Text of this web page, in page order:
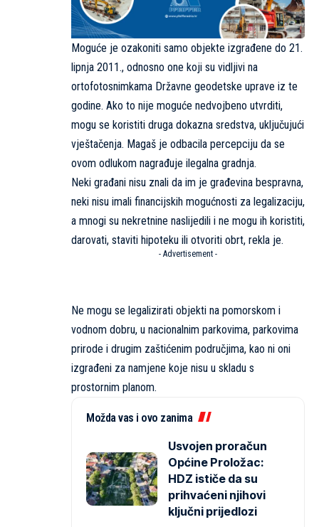
Moguće je ozakoniti samo objekte izgrađene do 21.
lipnja 2011., odnosno one koji su vidljivi na
ortofotosnimkama Državne geodetske uprave iz te
godine. Ako to nije moguće nedvojbeno utvrditi,
mogu se koristiti druga dokazna sredstva, uključujući
vještačenja. Magaš je odbacila percepciju da se
ovom odlukom nagrađuje ilegalna gradnja.
Neki građani nisu znali da im je građevina bespravna,
neki nisu imali financijskih mogućnosti za legalizaciju,
a mnogi su nekretnine naslijedili i ne mogu ih koristiti,
darovati, staviti hipoteku ili otvoriti obrt, rekla je.
- Advertisement -
Ne mogu se legalizirati objekti na pomorskom i
vodnom dobru, u nacionalnim parkovima, parkovima
prirode i drugim zaštićenim područjima, kao ni oni
izgrađeni za namjene koje nisu u skladu s
prostornim planom.
Možda vas i ovo zanima
Usvojen proračun
Općine Proložac:
HDZ ističe da su
prihvaćeni njihovi
ključni prijedlozi